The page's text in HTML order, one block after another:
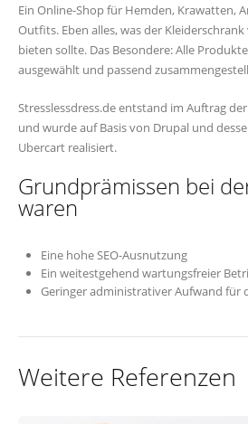
Ein Online-Shop für Hemden, Krawatten,
Outfits. Eben alles, was der
bieten sollte. Das Besondere: Alle
ausgewählt und passend
Stresslessdress.de entstand im Auftrag
und wurde auf Basis von Drupal und
Ubercart realisiert.
Grundprämissen bei
waren
Eine hohe SEO-Ausnutzung
Ein weitestgehend wartungsfreier
Geringer administrativer Aufwand für
Weitere Referenzen